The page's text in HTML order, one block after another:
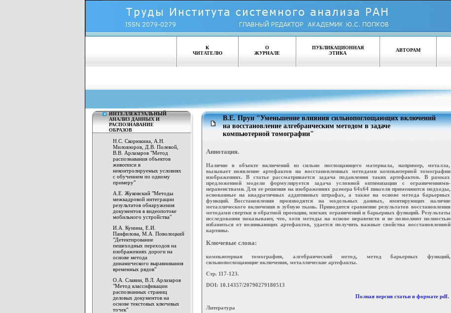
К
ЧИТАТЕЛЮ
О
ЖУРНАЛЕ
ПУБЛИКАЦИОННАЯ
ЭТИКА
АВТОРАМ
ИНТЕЛЛЕКТУАЛЬНЫЙ
АНАЛИЗ ДАННЫХ И
РАСПОЗНАВАНИЕ
ОБРАЗОВ
Н.С. Скорюкина, А.Н.
Миловзоров, Д.В. Полевой,
В.В. Арлазаров "Метод
распознавания объектов
живописи в
неконтролируемых условиях
с обучением по одному
примеру"
А.Е. Жуковский "Методы
межкадровой интеграции
результатов обнаружения
документов в видеопотоке
мобильного устройства"
И.А. Кунина, Е.И.
Панфилова, М.А. Поволоцкий
"Детектирование
пешеходных переходов на
изображениях дороги на
основе метода
динамического выравнивания
временных рядов"
О.А. Славин, В.Л. Арлазаров
"Метод классификации
распознанных страниц
деловых документов на
основе текстовых ключевых
точек"
В.Е. Прун "Уменьшение влияния сильнопоглощающих включений
на восстановление алгебраическим методом в задаче
компьютерной томографии"
Аннотация.
Наличие в объекте включений из сильно поглощающего материала, например, металла,
вызывает появление артефактов на восстановленных методами компьютерной томографии
изображениях. В статье рассматривается задача подавления таких артефактов. В рамках
предложенной модели формулируется задача условной оптимизации с ограничениями-
неравенствами. Для ее решения на изображениях размера 64х64 пикселя применяются подходы,
основанные на квадратичных аддитивных штрафах, а также на основе метода барьерных
функций. Восстановления производятся на модельных данных, имитирующих наличие
металлического включения в зубную ткань. Приводится сравнение результатов восстановления
методами свертки и обратной проекции, мягких ограничений и барьерных функций. Результаты
исследования показывают, что, хотя методы на основе неравенств и не позволяют полностью
избавиться от возникающих артефактов, удается получить важные свойства восстановленной
картины.
Ключевые слова:
компьютерная томография, алгебраический метод, метод барьерных функций,
сильнопоглощающие включения, металлические артефакты.
Стр. 117-123.
DOI: 10.14357/20790279180513
Полная версия статьи в формате pdf.
Литература